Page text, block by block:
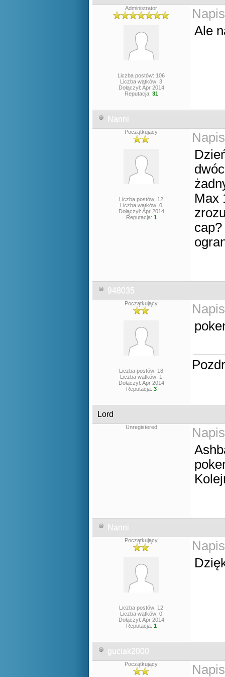
Administrator
Liczba postów: 106
Liczba wątków: 3
Dołączył: Apr 2014
Reputacja: 31
Ale
Nanni
Początkujący
Liczba postów: 12
Liczba wątków: 0
Dołączył: Apr 2014
Reputacja: 1
Max
948035
Początkujący
Liczba postów: 18
Liczba wątków: 1
Dołączył: Apr 2014
Reputacja: 3
Lord
Unregistered
Nanni
Początkujący
Liczba postów: 12
Liczba wątków: 0
Dołączył: Apr 2014
Reputacja: 1
guciak2000
Początkujący